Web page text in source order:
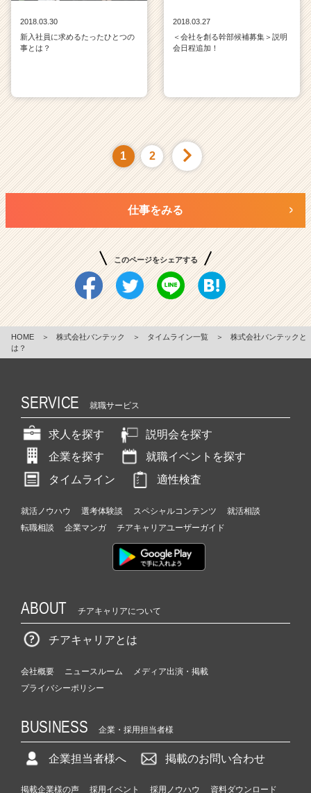
2018.03.30
新入社員に求めるたったひとつの
事とは？
2018.03.27
＜会社を創る幹部候補募集＞説明
会日程追加！
1 2
仕事をみる
このページをシェアする
HOME ＞ 株式会社バンテック ＞ タイムライン一覧 ＞
株式会社バンテックと
は？
SERVICE 就職サービス
求人を探す
説明会を探す
企業を探す
就職イベントを探す
タイムライン
適性検査
就活ノウハウ 選考体験談 スペシャルコンテンツ
就活相談
転職相談
企業マンガ チアキャリアユーザーガイド
ABOUT チアキャリアについて
チアキャリアとは
会社概要 ニュースルーム
メディア出演・掲載
プライバシーポリシー
BUSINESS 企業・採用担当者様
企業担当者様へ 掲載のお問い合わせ
掲載企業様の声 採用イベント 採用ノウハウ 資料ダウンロード